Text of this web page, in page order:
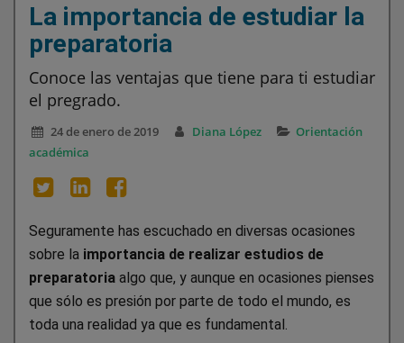
La importancia de estudiar la
preparatoria
Conoce las ventajas que tiene para ti estudiar
el pregrado.
24 de enero de 2019 Diana López
Orientación
académica
Seguramente has escuchado en diversas ocasiones
sobre la importancia de realizar estudios de
preparatoria algo que, y aunque en ocasiones pienses
que sólo es presión por parte de todo el mundo, es
toda una realidad ya que es fundamental.